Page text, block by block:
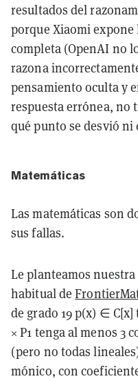
resultados del
porque Xiaomi expone
completa (OpenAI no
razona
pensamiento oculta y
respuesta errónea, no
qué punto se desvió
Matemáticas
Las matemáticas son
sus fallas.
Le planteamos
habitual de
de grado 19 p(x) ∈
× P1 tenga al menos 3
(pero no todas
mónico, con